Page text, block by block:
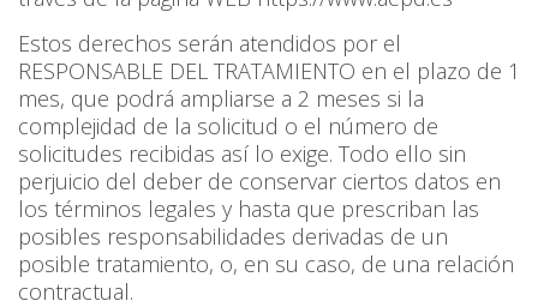
Estos derechos serán atendidos por el
RESPONSABLE DEL TRATAMIENTO en el plazo de 1
mes, que podrá ampliarse a 2 meses si la
complejidad de la solicitud o el número de
solicitudes recibidas así lo exige. Todo ello sin
perjuicio del deber de conservar ciertos datos en
los términos legales y hasta que prescriban las
posibles responsabilidades derivadas de un
posible tratamiento, o, en su caso, de una relación
contractual.